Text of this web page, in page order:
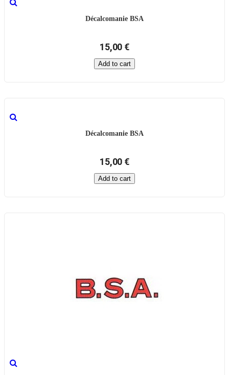
Décalcomanie BSA
15,00 €
Add to cart
Décalcomanie BSA
15,00 €
Add to cart